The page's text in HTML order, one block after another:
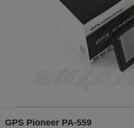
GPS Pioneer PA-559